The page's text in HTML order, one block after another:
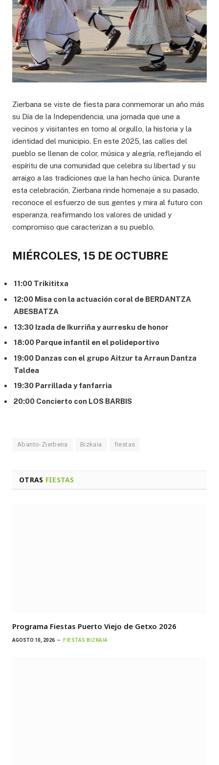
Zierbana se viste de fiesta para conmemorar un año más
su Día de la Independencia, una jornada que une a
vecinos y visitantes en torno al orgullo, la historia y la
identidad del municipio. En este 2025, las calles del
pueblo se llenan de color, música y alegría, reflejando el
espíritu de una comunidad que celebra su libertad y su
arraigo a las tradiciones que la han hecho única. Durante
esta celebración, Zierbana rinde homenaje a su pasado,
reconoce el esfuerzo de sus gentes y mira al futuro con
esperanza, reafirmando los valores de unidad y
compromiso que caracterizan a su pueblo.
MIÉRCOLES, 15 DE OCTUBRE
11:00 Trikititxa
12:00 Misa con la actuación coral de BERDANTZA
ABESBATZA
13:30 Izada de Ikurriña y aurresku de honor
18:00 Parque infantil en el polideportivo
19:00 Danzas con el grupo Aitzur ta Arraun Dantza
Taldea
19:30 Parrillada y fanfarria
20:00 Concierto con LOS BARBIS
Abanto-Zierbena Bizkaia fiestas
OTRAS FIESTAS
Programa Fiestas Puerto Viejo de Getxo 2026
AGOSTO 10, 2026 FIESTAS BIZKAIA